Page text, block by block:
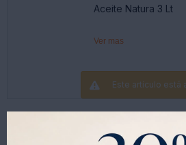
Aceite Natura 3 Lt
Ver mas
Este artículo está